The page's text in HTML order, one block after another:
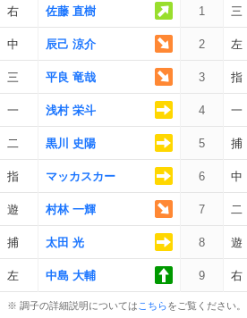
右 佐藤 直樹 1 三
中 辰己 涼介 2 左
三 平良 竜哉 3 指
一 浅村 栄斗 4 一
二 黒川 史陽 5 捕
指 マッカスカー 6 中
遊 村林 一輝 7 二
捕 太田 光 8 遊
左 中島 大輔 9 右
※ 調子の詳細説明については こちらをご覧ください。